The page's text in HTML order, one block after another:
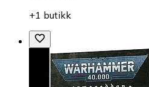
+1 butikk